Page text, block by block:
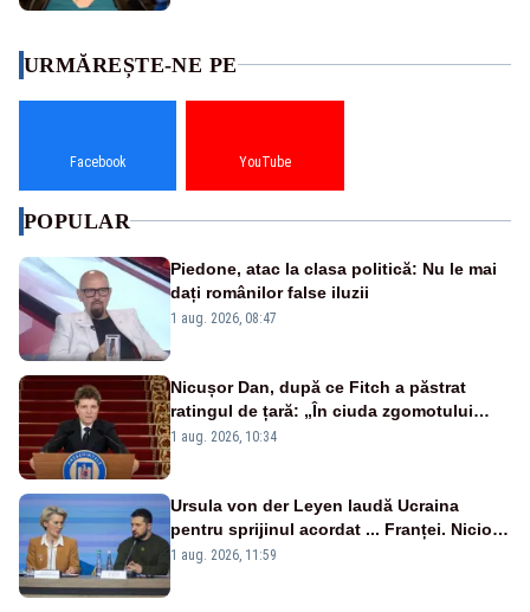
URMĂREȘTE-NE PE
Facebook YouTube
POPULAR
Piedone, atac la clasa politică: Nu le mai
dați românilor false iluzii
1 aug. 2026, 08:47
Nicușor Dan, după ce Fitch a păstrat
ratingul de țară: „În ciuda zgomotului
politic, România funcționează”
1 aug. 2026, 10:34
Ursula von der Leyen laudă Ucraina
pentru sprijinul acordat ... Franței. Nicio
reacție privind ajutorul energetic promis
1 aug. 2026, 11:59